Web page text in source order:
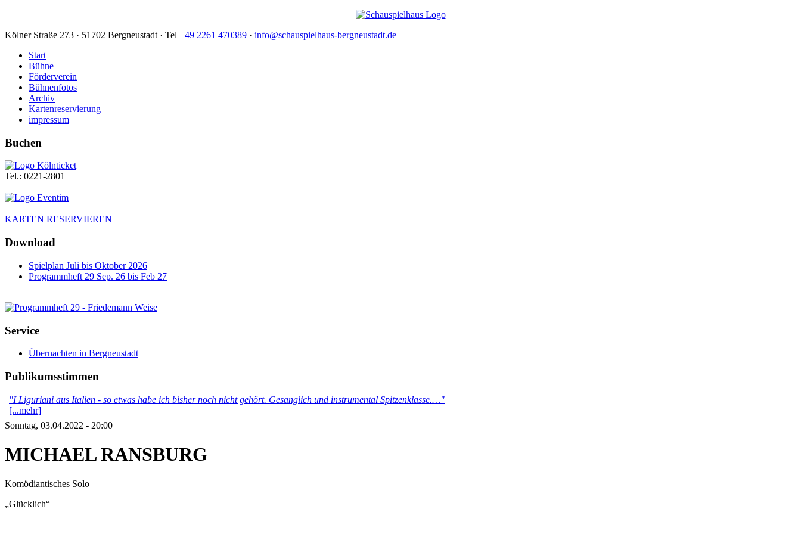
Kölner Straße 273 · 51702 Bergneustadt · Tel +49 2261 470389 · info@schauspielhaus-bergneustadt.de
Start
Bühne
Förderverein
Bühnenfotos
Archiv
Kartenreservierung
impressum
Buchen
Tel.: 0221-2801
KARTEN RESERVIEREN
Download
Spielplan Juli bis Oktober 2026
Programmheft 29 Sep. 26 bis Feb 27
Service
Übernachten in Bergneustadt
Publikumsstimmen
"I Liguriani aus Italien - so etwas habe ich bisher noch nicht gehört. Gesanglich und instrumental Spitzenklasse.…"
[...mehr]
Sonntag, 03.04.2022 - 20:00
MICHAEL RANSBURG
Komödiantisches Solo
„Glücklich“